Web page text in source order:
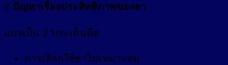
# ปัญหาเรื่องประสิทธิภาพของยา
แบ่งเป็น 2 ประเด็นคือ
การเลือกใช้ยาไม่เหมาะสม